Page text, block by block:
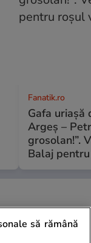
Fanatik.ro
Gafa uriașă
Argeș –
grosolan!”.
Balaj
să rămână